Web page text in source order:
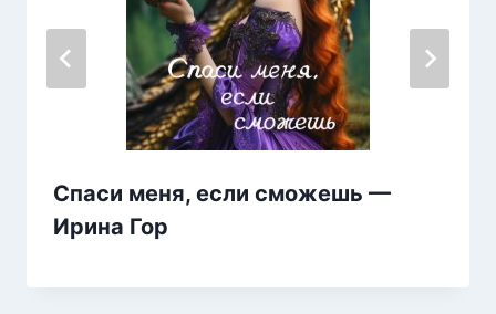
Спаси меня, если сможешь —
Ирина Гор